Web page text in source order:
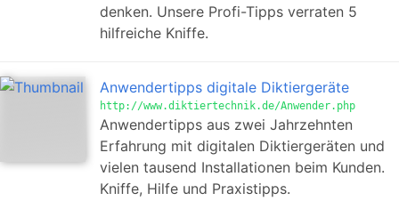
denken. Unsere Profi-Tipps verraten 5
hilfreiche Kniffe.
Anwendertipps digitale Diktiergeräte
http://www.diktiertechnik.de/Anwender.php
Anwendertipps aus zwei Jahrzehnten
Erfahrung mit digitalen Diktiergeräten und
vielen tausend Installationen beim Kunden.
Kniffe, Hilfe und Praxistipps.